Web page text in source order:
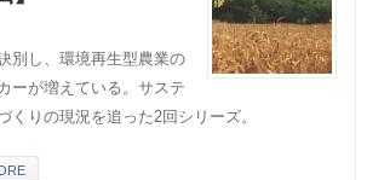
別し、環境再生型農業の
ーが増えている。サステ
くりの現況を追った2回シリーズ。